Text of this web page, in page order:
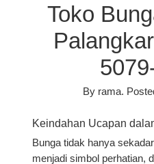
Toko
By rama.
Keindahan Ucapan
Bunga tidak hanya
menjadi simbol perhatian,